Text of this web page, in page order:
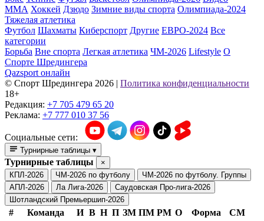
ММА Хоккей Дзюдо Зимние виды спорта Олимпиада-2024
Тяжелая атлетика
Футбол Шахматы Киберспорт Другие ЕВРО-2024 Все
категории
Борьба Вне спорта Легкая атлетика ЧМ-2026 Lifestyle О
Спорте Шредингера
Qazsport онлайн
© Cпорт Шредингера 2026 | Политика конфиденциальности
18+
Редакция: +7 705 479 65 20
Реклама: +7 777 010 37 56
Социальные сети:
Турнирные таблицы ▾
Турнирные таблицы
×
КПЛ-2026
ЧМ-2026 по футболу
ЧМ-2026 по футболу. Группы
АПЛ-2026
Ла Лига-2026
Саудовская Про-лига-2026
Шотландский Премьершип-2026
# Команда И В Н П ЗМ ПМ РМ О Форма
СМ